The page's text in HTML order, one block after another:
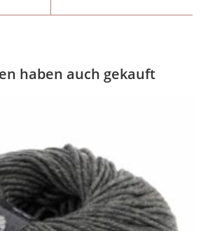
haben auch gekauft